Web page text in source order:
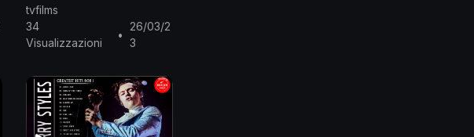
Alessandro Barbero
(2021)
tvfilms
34
Visualizzazioni
•
26/03/2
3